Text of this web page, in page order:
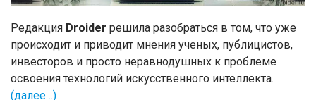
Редакция Droider решила разобраться в том, что уже
происходит и приводит мнения ученых, публицистов,
инвесторов и просто неравнодушных к проблеме
освоения технологий искусственного интеллекта.
(далее…)